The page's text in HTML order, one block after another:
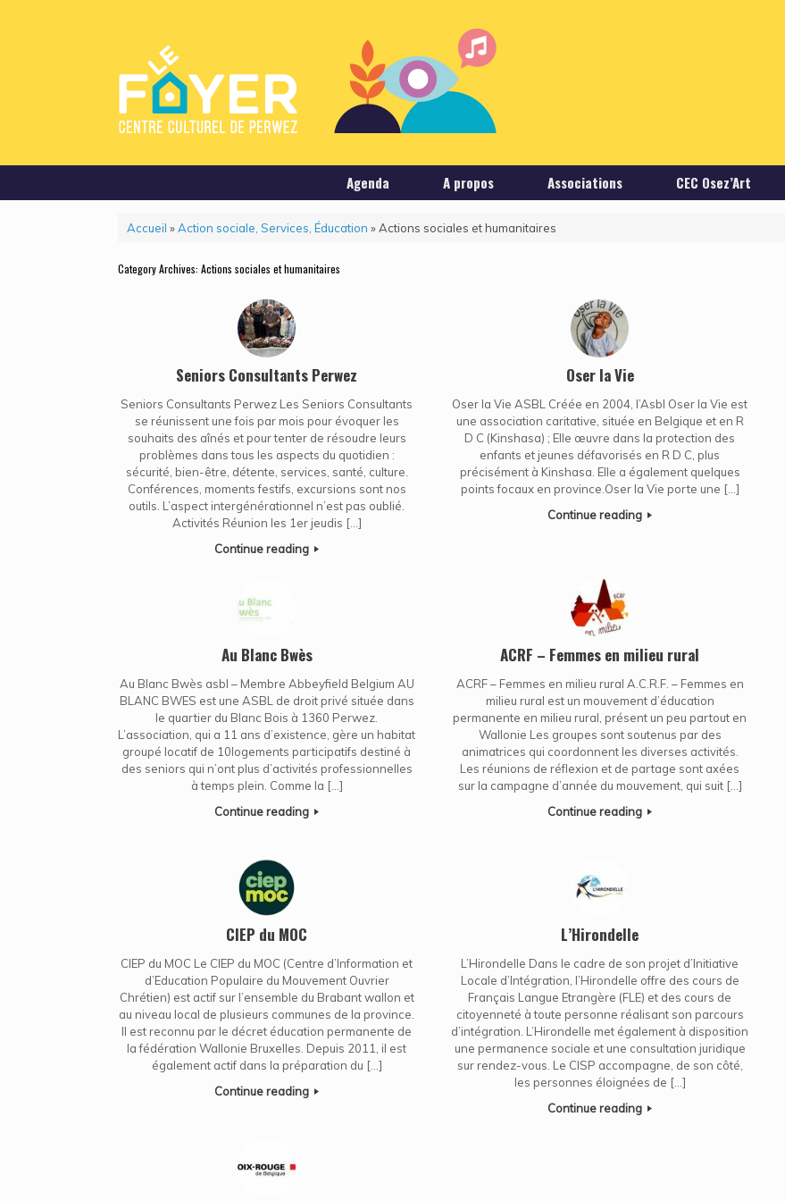
Agenda A propos Associations CEC Osez’Art
Accueil »Action sociale, Services, Éducation »Actions sociales et humanitaires
Category Archives: Actions sociales et humanitaires
Seniors Consultants Perwez
Seniors Consultants Perwez Les Seniors Consultants
se réunissent une fois par mois pour évoquer les
souhaits des aînés et pour tenter de résoudre leurs
problèmes dans tous les aspects du quotidien :
sécurité, bien-être, détente, services, santé, culture.
Conférences, moments festifs, excursions sont nos
outils. L’aspect intergénérationnel n’est pas oublié.
Activités Réunion les 1er jeudis […]
Continue reading
Oser la Vie
Oser la Vie ASBL Créée en 2004, l’Asbl Oser la Vie est
une association caritative, située en Belgique et en R
D C (Kinshasa) ; Elle œuvre dans la protection des
enfants et jeunes défavorisés en R D C, plus
précisément à Kinshasa. Elle a également quelques
points focaux en province.Oser la Vie porte une […]
Continue reading
Au Blanc Bwès
Au Blanc Bwès asbl – Membre Abbeyfield Belgium AU
BLANC BWES est une ASBL de droit privé située dans
le quartier du Blanc Bois à 1360 Perwez.
L’association, qui a 11 ans d’existence, gère un habitat
groupé locatif de 10logements participatifs destiné à
des seniors qui n’ont plus d’activités professionnelles
à temps plein. Comme la […]
Continue reading
ACRF – Femmes en milieu rural
ACRF – Femmes en milieu rural A.C.R.F. – Femmes en
milieu rural est un mouvement d’éducation
permanente en milieu rural, présent un peu partout en
Wallonie Les groupes sont soutenus par des
animatrices qui coordonnent les diverses activités.
Les réunions de réflexion et de partage sont axées
sur la campagne d’année du mouvement, qui suit […]
Continue reading
CIEP du MOC
CIEP du MOC Le CIEP du MOC (Centre d’Information et
d’Education Populaire du Mouvement Ouvrier
Chrétien) est actif sur l’ensemble du Brabant wallon et
au niveau local de plusieurs communes de la province.
Il est reconnu par le décret éducation permanente de
la fédération Wallonie Bruxelles. Depuis 2011, il est
également actif dans la préparation du […]
Continue reading
L’Hirondelle
L’Hirondelle Dans le cadre de son projet d’Initiative
Locale d’Intégration, l’Hirondelle offre des cours de
Français Langue Etrangère (FLE) et des cours de
citoyenneté à toute personne réalisant son parcours
d’intégration. L’Hirondelle met également à disposition
une permanence sociale et une consultation juridique
sur rendez-vous. Le CISP accompagne, de son côté,
les personnes éloignées de […]
Continue reading